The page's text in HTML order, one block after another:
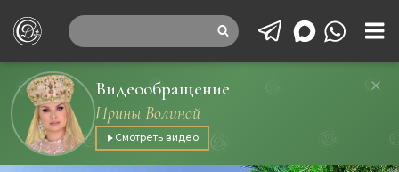
Видеообращение
Ирины Волиной
Смотреть видео